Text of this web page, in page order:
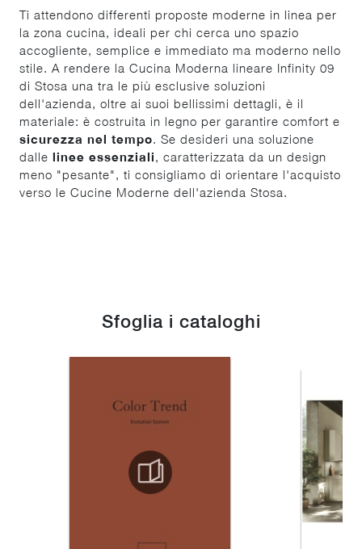
Ti attendono differenti proposte moderne in linea per
la zona cucina, ideali per chi cerca uno spazio
accogliente, semplice e immediato ma moderno nello
stile. A rendere la Cucina Moderna lineare Infinity 09
di Stosa una tra le più esclusive soluzioni
dell'azienda, oltre ai suoi bellissimi dettagli, è il
materiale: è costruita in legno per garantire comfort e
sicurezza nel tempo . Se desideri una soluzione
dalle linee essenziali
, caratterizzata da un design
meno "pesante", ti consigliamo di orientare l'acquisto
verso le Cucine Moderne dell'azienda Stosa.
Sfoglia i cataloghi